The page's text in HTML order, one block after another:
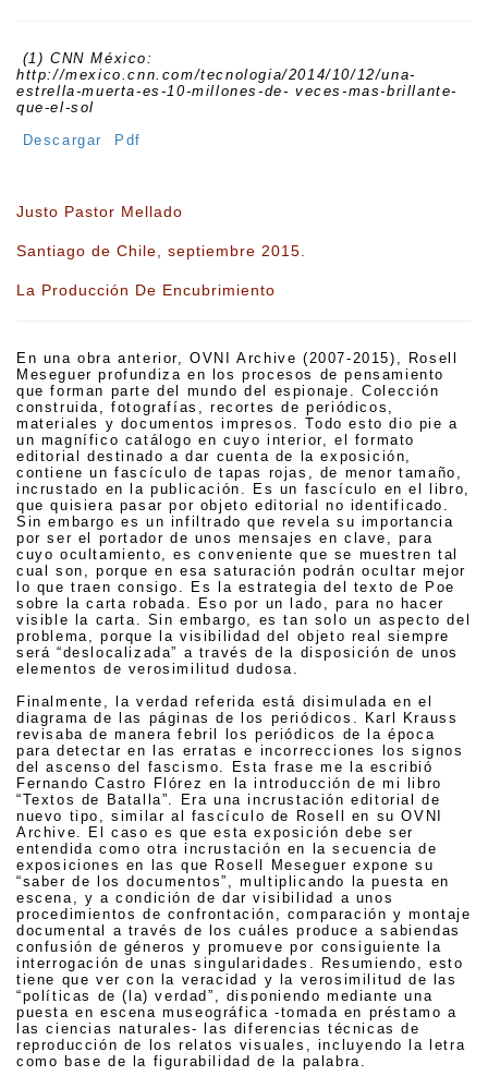
(1) CNN México:
http://mexico.cnn.com/tecnologia/2014/10/12/una-
estrella-muerta-es-10-millones-de- veces-mas-brillante-
que-el-sol
Descargar Pdf
Justo Pastor Mellado
Santiago de Chile, septiembre 2015.
La Producción De Encubrimiento
En una obra anterior, OVNI Archive (2007-2015), Rosell
Meseguer profundiza en los procesos de pensamiento
que forman parte del mundo del espionaje. Colección
construida, fotografías, recortes de periódicos,
materiales y documentos impresos. Todo esto dio pie a
un magnífico catálogo en cuyo interior, el formato
editorial destinado a dar cuenta de la exposición,
contiene un fascículo de tapas rojas, de menor tamaño,
incrustado en la publicación. Es un fascículo en el libro,
que quisiera pasar por objeto editorial no identificado.
Sin embargo es un infiltrado que revela su importancia
por ser el portador de unos mensajes en clave, para
cuyo ocultamiento, es conveniente que se muestren tal
cual son, porque en esa saturación podrán ocultar mejor
lo que traen consigo. Es la estrategia del texto de Poe
sobre la carta robada. Eso por un lado, para no hacer
visible la carta. Sin embargo, es tan solo un aspecto del
problema, porque la visibilidad del objeto real siempre
será “deslocalizada” a través de la disposición de unos
elementos de verosimilitud dudosa.
Finalmente, la verdad referida está disimulada en el
diagrama de las páginas de los periódicos. Karl Krauss
revisaba de manera febril los periódicos de la época
para detectar en las erratas e incorrecciones los signos
del ascenso del fascismo. Esta frase me la escribió
Fernando Castro Flórez en la introducción de mi libro
“Textos de Batalla”. Era una incrustación editorial de
nuevo tipo, similar al fascículo de Rosell en su OVNI
Archive. El caso es que esta exposición debe ser
entendida como otra incrustación en la secuencia de
exposiciones en las que Rosell Meseguer expone su
“saber de los documentos”, multiplicando la puesta en
escena, y a condición de dar visibilidad a unos
procedimientos de confrontación, comparación y montaje
documental a través de los cuáles produce a sabiendas
confusión de géneros y promueve por consiguiente la
interrogación de unas singularidades. Resumiendo, esto
tiene que ver con la veracidad y la verosimilitud de las
“políticas de (la) verdad”, disponiendo mediante una
puesta en escena museográfica -tomada en préstamo a
las ciencias naturales- las diferencias técnicas de
reproducción de los relatos visuales, incluyendo la letra
como base de la figurabilidad de la palabra.